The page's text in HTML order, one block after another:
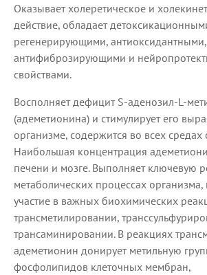
Оказывает холеретическое и
действие, обладает
регенерирующими, антиоксидантными,
антифиброзирующими и
свойствами.
Восполняет дефицит S-аденозил-L-
(адеметионина) и стимулирует его
организме, содержится во всех средах
Наибольшая концентрация
печени и мозге. Выполняет ключевую
метаболических процессах
участие в важных биохимических
трансметилировании,
трансаминировании. В реакциях
адеметионин донирует метильную
фосфолипидов клеточных мембран,